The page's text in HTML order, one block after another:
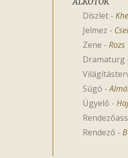
Díszlet -
Jelmez -
Zene - Rozs
Dramaturg
Súgó -
Ügyelő -
Rendező -